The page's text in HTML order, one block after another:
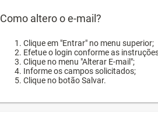
Como altero o e-mail?
Clique em "Entrar" no menu superior;
Efetue o login conforme as
Clique no menu "Alterar E-mail";
Informe os campos solicitados;
Clique no botão Salvar.